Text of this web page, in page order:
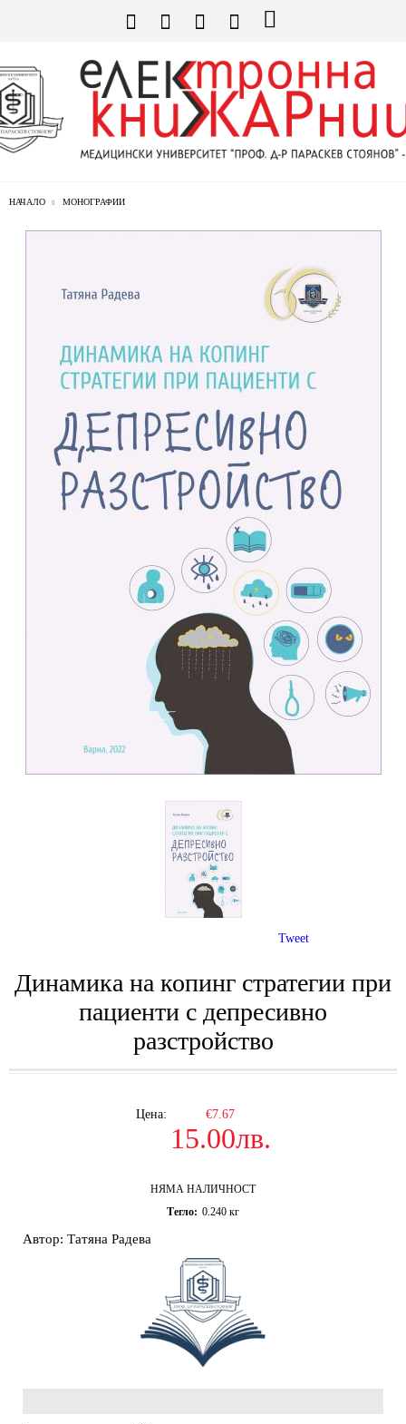
НАЧАЛО МОНОГРАФИИ
Динамика на копинг стратегии при
пациенти с депресивно
разстройство
Цена: €7.67
15.00лв.
НЯМА НАЛИЧНОСТ
Тегло: 0.240 кг
Автор: Татяна Радева
Tweet